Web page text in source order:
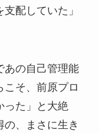
配していた」
あの自己管理能
こそ、前原プロ
った」と大絶
、まさに生き